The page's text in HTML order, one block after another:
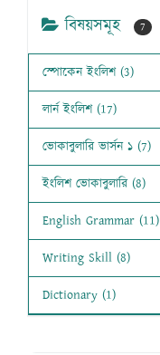
বিষয়সমূহ 7
স্পোকেন ইংলিশ (3)
লার্ন ইংলিশ (17)
ভোকাবুলারি ভার্সন ১ (7)
ইংলিশ ভোকাবুলারি (8)
English Grammar (11)
Writing Skill (8)
Dictionary (1)